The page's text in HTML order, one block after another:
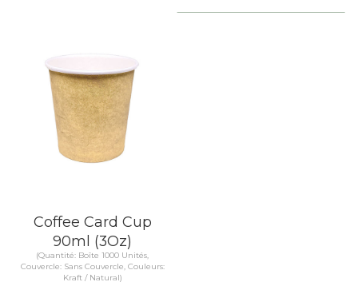
Coffee Card Cup
90ml (3Oz)
(Quantité: Boîte 1000 Unités,
Couvercle: Sans Couvercle, Couleurs:
Kraft / Natural)